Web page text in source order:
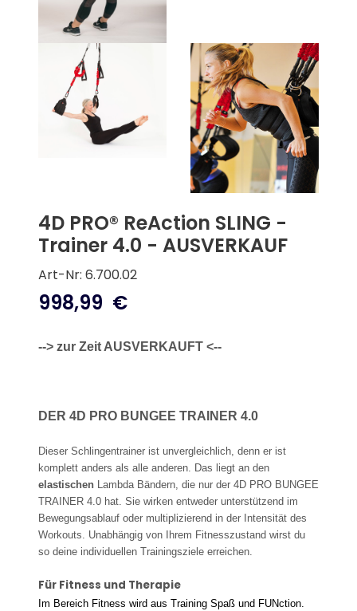
4D PRO® ReAction SLING -
Trainer 4.0 - AUSVERKAUF
Art-Nr: 6.700.02
998,99 €
--> zur Zeit AUSVERKAUFT <--
DER 4D PRO BUNGEE TRAINER 4.0
Dieser Schlingentrainer ist unvergleichlich, denn er ist
komplett anders als alle anderen. Das liegt an den
elastischen Lambda Bändern, die nur der 4D PRO BUNGEE
TRAINER 4.0 hat. Sie wirken entweder unterstützend im
Bewegungsablauf oder multiplizierend in der Intensität des
Workouts. Unabhängig von Ihrem Fitnesszustand wirst du
so deine individuellen Trainingsziele erreichen.
Für Fitness und Therapie
Im Bereich Fitness wird aus Training Spaß und FUNction.